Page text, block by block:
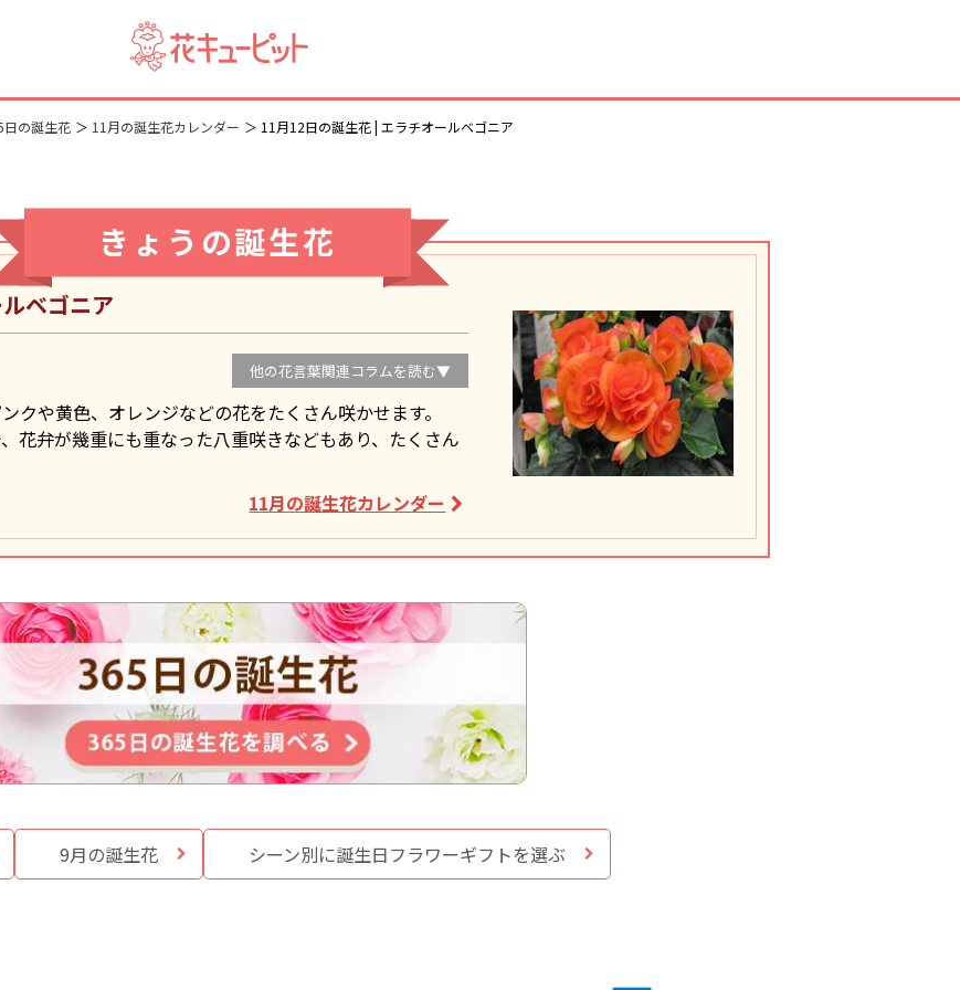
日の誕生花 11月の誕生花カレンダー 11月12日の誕生花 | エラチオールベゴニア
きょうの誕生花
ベゴニア
他の花言葉関連コラムを読む▼
クや黄色、オレンジなどの花をたくさん咲かせます。
花弁が幾重にも重なった八重咲きなどもあり、たくさん
11月の誕生花カレンダー
9月の誕生花 シーン別に誕生日フラワーギフトを選ぶ